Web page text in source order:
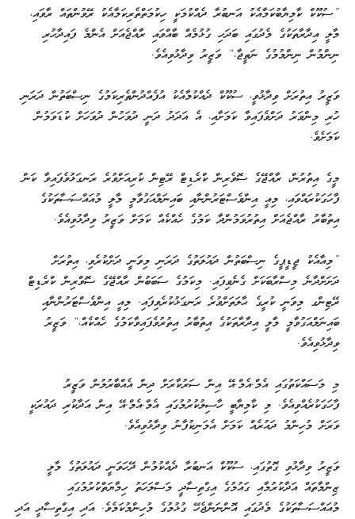
”ސުކޫކް ކާމިޔާބުކަމާއެކު އަނބުރާ ދެއްކުމަކީ ހިކުމަތްތެރިކަމާއެކު ރޭވުންތައް ރާވައި،
މާލީ އިދާރާތަކުގެ މެދުގައި ބަދަހި ގުޅުމެއް ބާއްވައި ރާއްޖެއަށް އެންމެ ފައިދާހުރި
ނިންމުން ނިންމުމުގެ ނަތީޖާ،“ ވަޒީރު ވިދާޅުވިއެވެ.
ވަޒީރު އިތުރަށް ވިދާޅުވީ، ސުކޫކް ދެއްކުމާއެކު އުފެއްދުންތެރިކަމުގެ ނިސްބަތުން ދަރަނި
ހުރި މިންވަރު ދަށްވެފައިވާ ކަމަށާއި، އެ އަދަދު ދަނީ ދުވަހުން ދުވަހަށް ކުޑަވަމުން
ކަމަށެވެ.
މީގެ އިތުރުން، ރާއްޖޭގެ ސޮވެރިން ކްރެޑިޓް ރޭޓިން ކުރިއަށްވުރެ ރަނގަޅުވެފައިވާ ކަން
ފާހަގަކުރައްވައި، މިއީ އިންވެސްޓަރުންނާއި ބައިނަލްއަގުވާމީ މާލީ މުއައްސަސާތަކުގެ
އިތުބާރު ރާއްޖެއަށް އިތުރުވަމުންދާ ކަމުގެ ހެއްކެއް ކަމަށް ވަޒީރު ވިދާޅުވިއެވެ.
”މިއާއެކު ޖީޑީޕީގެ ނިސްބަތުން ދައުލަތުގެ ދަރަނި މިވަނީ ދަށްކުރެވި، އިތުރަށް
ދަށަށްދާނެ މިސްރާބަކަށް ގެނެވިފައި. މިކަމުގެ ސަބަބުން ރާއްޖޭގެ ސޮވްރިން ކްރެޑިޓް
ރޭޓިންގ މިވަނީ ކުރީގެ ޙާލަތަށްވުރެ ރަނގަޅުކުރެވިފައި. މިއީ އިންވެސްޓަރުންނާއި
ބައިނަލްއަގުވާމީ މާލީ އިދާރާތަކުގެ އިތުބާރު އިތުރުވެފައިވާކަމުގެ ހެއްކެއް،“ ވަޒީރު
ވިދާޅުވިއެވެ.
މި މަސައްކަތުގައި އެމް.އެމް.އޭ އިން ސަރުކާރަށް ދިން އެއްބާރުލުން ވަޒީރު
ފާހަގަކުރެއްވިއެވެ. މި ކާމިޔާބީ ހާސިލުކުރުމުގައި އެމް.އެމް.އޭ އިން އަދާކުރި ދައުރަކީ
ވަރަށް މުހިންމު ދައުރެއް ކަމަށް އެމަނިކުފާނު ވިދާޅުވިއެވެ.
ވަޒީރު ވިދާޅުވި ގޮތުގައި، ސުކޫކް އަނބުރާ ދެއްކުމުން ދޭހަވަނީ ދައުލަތުގެ މާލީ
ޒިންމާތައް އަދާކުރުމާއި ގައުމުގެ އިގްތިސާދީ މަސްލަހަތު ހިމާޔަތްކުރުމުގައި
މުއައްސަސާތަކުގެ މެދުގައި އޮންނަންޖެހޭ ގުޅުމުގެ މުހިންމުކަމެވެ. އަދި އިގްތިސާދީ އަދި